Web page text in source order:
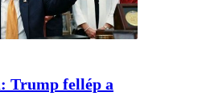
Trump fellép a